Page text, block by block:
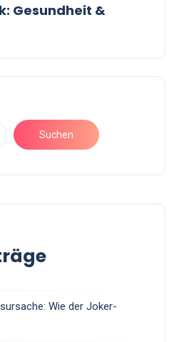
Gesundheit &
Suchen
Wie der Joker-